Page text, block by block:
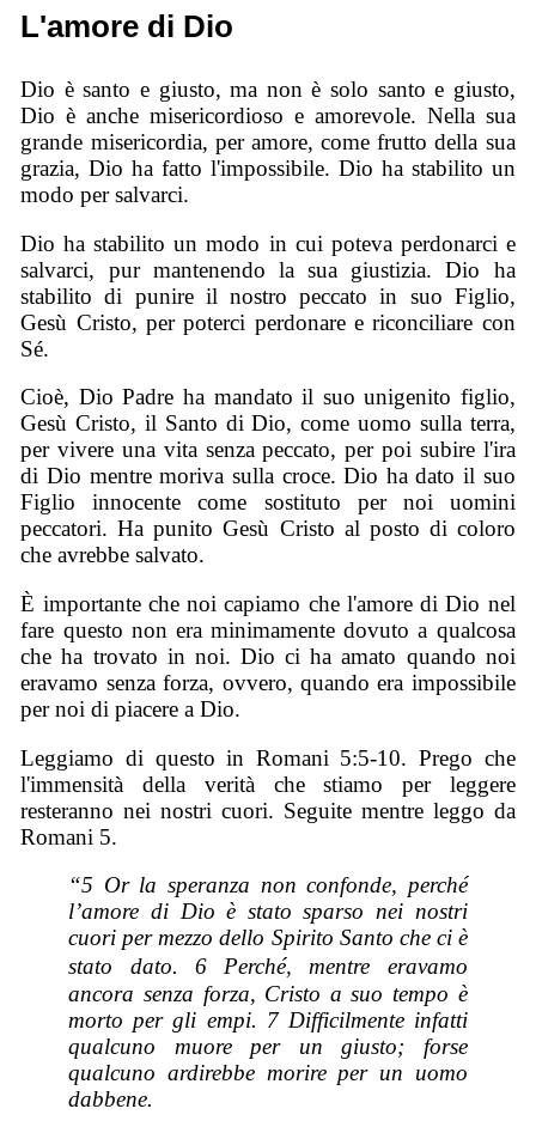
L'amore di Dio
Dio è santo e giusto, ma non è solo santo e giusto,
Dio è anche misericordioso e amorevole. Nella sua
grande misericordia, per amore, come frutto della sua
grazia, Dio ha fatto l'impossibile. Dio ha stabilito un
modo per salvarci.
Dio ha stabilito un modo in cui poteva perdonarci e
salvarci, pur mantenendo la sua giustizia. Dio ha
stabilito di punire il nostro peccato in suo Figlio,
Gesù Cristo, per poterci perdonare e riconciliare con
Sé.
Cioè, Dio Padre ha mandato il suo unigenito figlio,
Gesù Cristo, il Santo di Dio, come uomo sulla terra,
per vivere una vita senza peccato, per poi subire l'ira
di Dio mentre moriva sulla croce. Dio ha dato il suo
Figlio innocente come sostituto per noi uomini
peccatori. Ha punito Gesù Cristo al posto di coloro
che avrebbe salvato.
È importante che noi capiamo che l'amore di Dio nel
fare questo non era minimamente dovuto a qualcosa
che ha trovato in noi. Dio ci ha amato quando noi
eravamo senza forza, ovvero, quando era impossibile
per noi di piacere a Dio.
Leggiamo di questo in Romani 5:5-10. Prego che
l'immensità della verità che stiamo per leggere
resteranno nei nostri cuori. Seguite mentre leggo da
Romani 5.
“5 Or la speranza non confonde, perché
l’amore di Dio è stato sparso nei nostri
cuori per mezzo dello Spirito Santo che ci è
stato dato. 6
Perché, mentre eravamo
ancora senza forza, Cristo a suo tempo è
morto per gli empi. 7 Difficilmente infatti
qualcuno muore per un giusto; forse
qualcuno ardirebbe morire per un uomo
dabbene.